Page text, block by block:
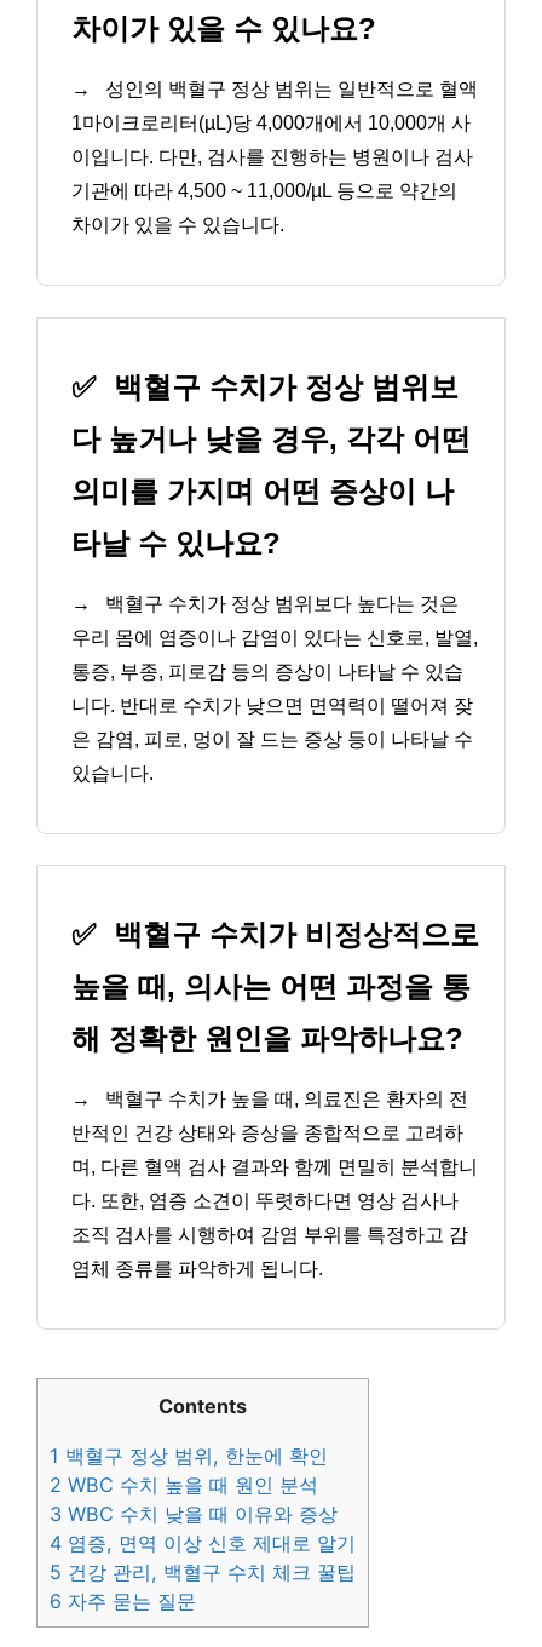
차이가 있을 수 있나요?
→
성인의 백혈구 정상 범위는 일반적으로 혈액
1마이크로리터(µL)당 4,000개에서 10,000개 사
이입니다. 다만, 검사를 진행하는 병원이나 검사
기관에 따라 4,500 ~ 11,000/µL 등으로 약간의
차이가 있을 수 있습니다.
✅
백혈구 수치가 정상 범위보
다 높거나 낮을 경우, 각각 어떤
의미를 가지며 어떤 증상이 나
타날 수 있나요?
→
백혈구 수치가 정상 범위보다 높다는 것은
우리 몸에 염증이나 감염이 있다는 신호로, 발열,
통증, 부종, 피로감 등의 증상이 나타날 수 있습
니다. 반대로 수치가 낮으면 면역력이 떨어져 잦
은 감염, 피로, 멍이 잘 드는 증상 등이 나타날 수
있습니다.
✅
백혈구 수치가 비정상적으로
높을 때, 의사는 어떤 과정을 통
해 정확한 원인을 파악하나요?
→
백혈구 수치가 높을 때, 의료진은 환자의 전
반적인 건강 상태와 증상을 종합적으로 고려하
며, 다른 혈액 검사 결과와 함께 면밀히 분석합니
다. 또한, 염증 소견이 뚜렷하다면 영상 검사나
조직 검사를 시행하여 감염 부위를 특정하고 감
염체 종류를 파악하게 됩니다.
Contents
1 백혈구 정상 범위, 한눈에 확인
2 WBC 수치 높을 때 원인 분석
3 WBC 수치 낮을 때 이유와 증상
4 염증, 면역 이상 신호 제대로 알기
5 건강 관리, 백혈구 수치 체크 꿀팁
6 자주 묻는 질문